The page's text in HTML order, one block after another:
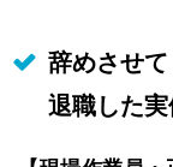
辞めさせ
退職した